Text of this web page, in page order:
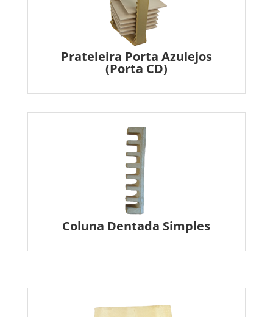
Prateleira Porta Azulejos
(Porta CD)
Coluna Dentada Simples